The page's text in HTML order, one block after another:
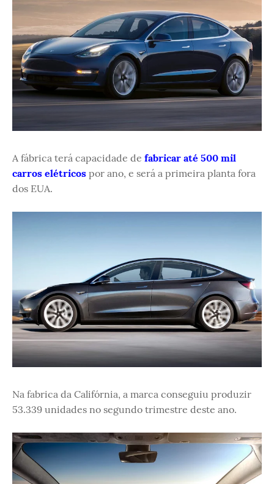
A fábrica terá capacidade de fabricar até 500 mil
carros elétricos por ano, e será a primeira planta fora
dos EUA.
Na fabrica da Califórnia, a marca conseguiu produzir
53.339 unidades no segundo trimestre deste ano.